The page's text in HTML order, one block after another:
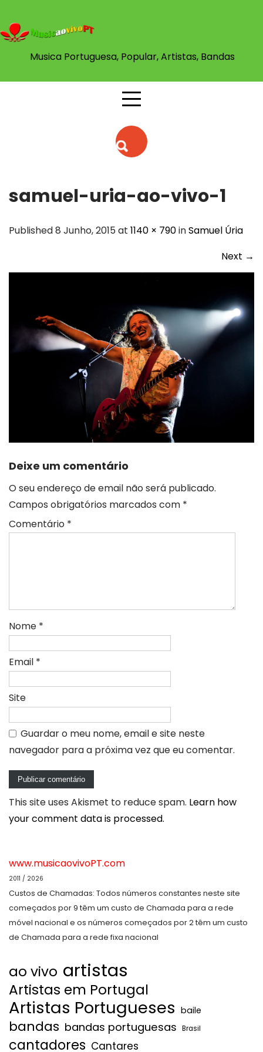
content
Musica Portuguesa, Popular, Artistas, Bandas
samuel-uria-ao-vivo-1
Published 8 Junho, 2015 at 1140 × 790inSamuel Úria
Next →
Deixe um comentário
O seu endereço de email não será publicado.
Campos obrigatórios marcados com *
Comentário *
Nome *
Email *
Site
Guardar o meu nome, email e site neste
navegador para a próxima vez que eu comentar.
This site uses Akismet to reduce spam. Learn how
your comment data is processed.
www.musicaovivoPT.com
2011 / 2026
Custos de Chamadas: Todos números constantes neste site
começados por 9 têm um custo de Chamada para a rede
móvel nacional e os números começados por 2 têm um custo
de Chamada para a rede fixa nacional
ao vivo artistas
Artistas em Portugal
Artistas Portugueses baile
bandas bandas portuguesas Brasil
cantadores Cantares